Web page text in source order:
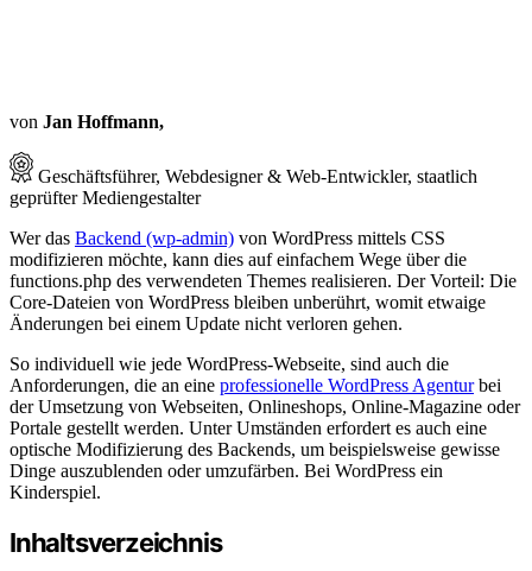
von Jan Hoffmann,
Geschäftsführer, Webdesigner & Web-Entwickler, staatlich
geprüfter Mediengestalter
Wer das Backend (wp-admin) von WordPress mittels CSS
modifizieren möchte, kann dies auf einfachem Wege über die
functions.php des verwendeten Themes realisieren. Der Vorteil: Die
Core-Dateien von WordPress bleiben unberührt, womit etwaige
Änderungen bei einem Update nicht verloren gehen.
So individuell wie jede WordPress-Webseite, sind auch die
Anforderungen, die an eine professionelle WordPress Agenturbei
der Umsetzung von Webseiten, Onlineshops, Online-Magazine oder
Portale gestellt werden. Unter Umständen erfordert es auch eine
optische Modifizierung des Backends, um beispielsweise gewisse
Dinge auszublenden oder umzufärben. Bei WordPress ein
Kinderspiel.
Inhaltsverzeichnis